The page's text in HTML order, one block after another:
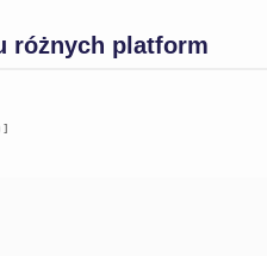
różnych platform
]